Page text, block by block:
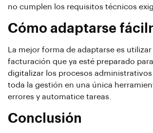
no cumplen los requisitos técnicos
Cómo adaptarse
La mejor forma de adaptarse es
facturación que ya esté preparado
digitalizar los procesos
toda la gestión en una única
errores y automatice tareas.
Conclusión